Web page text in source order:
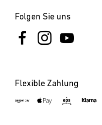
Folgen Sie uns
Flexible Zahlung